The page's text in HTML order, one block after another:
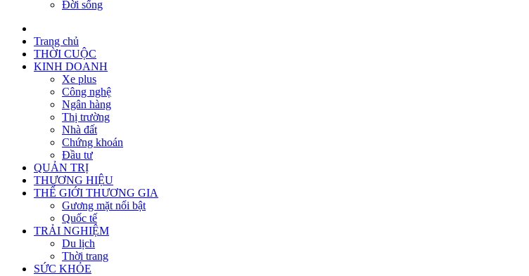
Đời sống
Trang chủ
THỜI CUỘC
KINH DOANH
Xe plus
Công nghệ
Ngân hàng
Thị trường
Nhà đất
Chứng khoán
Đầu tư
QUẢN TRỊ
THƯƠNG HIỆU
THẾ GIỚI THƯƠNG GIA
Gương mặt nổi bật
Quốc tế
TRẢI NGHIỆM
Du lịch
Thời trang
SỨC KHỎE